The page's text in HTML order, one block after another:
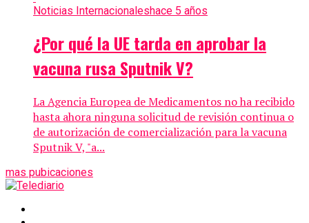
Noticias Internacionaleshace 5 años
¿Por qué la UE tarda en aprobar la
vacuna rusa Sputnik V?
La Agencia Europea de Medicamentos no ha recibido
hasta ahora ninguna solicitud de revisión continua o
de autorización de comercialización para la vacuna
Sputnik V, "a...
mas pubicaciones